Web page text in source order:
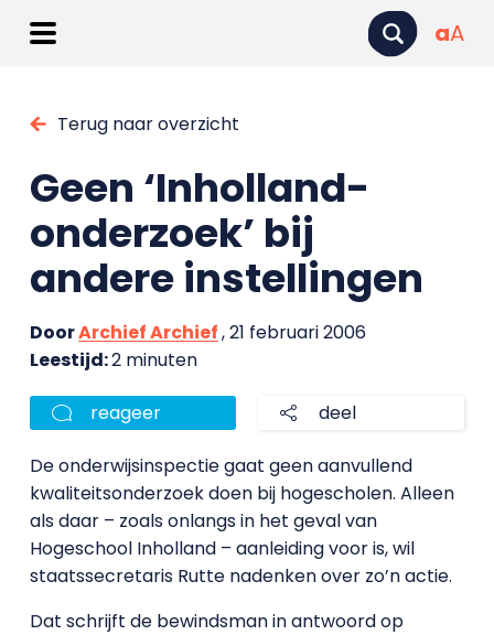
aA
Terug naar overzicht
Geen ‘Inholland-
onderzoek’ bij
andere instellingen
DoorArchief Archief, 21 februari 2006
Leestijd:2 minuten
reageer deel
De onderwijsinspectie gaat geen aanvullend
kwaliteitsonderzoek doen bij hogescholen. Alleen
als daar – zoals onlangs in het geval van
Hogeschool Inholland – aanleiding voor is, wil
staatssecretaris Rutte nadenken over zo’n actie.
Dat schrijft de bewindsman in antwoord op